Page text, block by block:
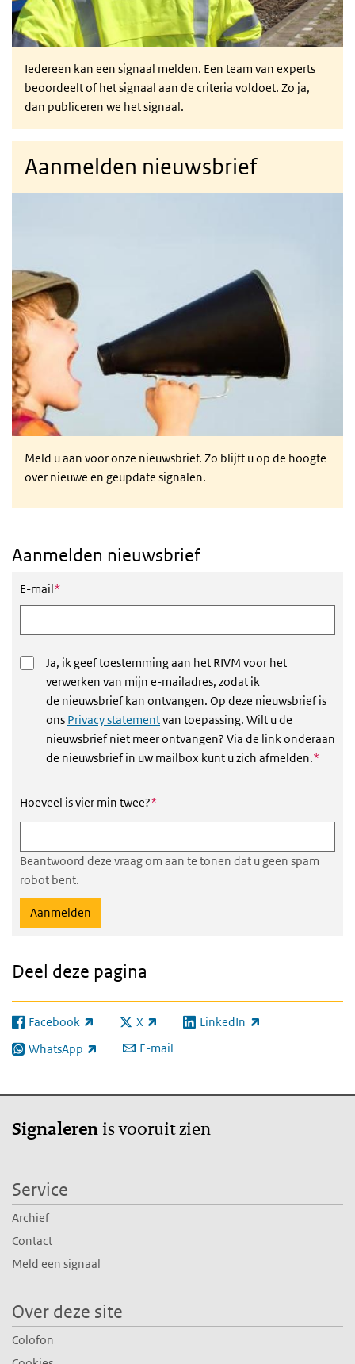
Iedereen kan een signaal melden. Een team van experts
beoordeelt of het signaal aan de criteria voldoet. Zo ja,
dan publiceren we het signaal.
Aanmelden nieuwsbrief
Meld u aan voor onze nieuwsbrief. Zo blijft u op de hoogte
over nieuwe en geupdate signalen.
Aanmelden nieuwsbrief
E-mail*Dit veld is verplicht
Ja, ik geef toestemming aan het RIVM voor het
verwerken van mijn e-mailadres, zodat ik
de nieuwsbrief kan ontvangen. Op deze nieuwsbrief is
ons Privacy statementvan toepassing. Wilt u de
nieuwsbrief niet meer ontvangen? Via de link onderaan
de nieuwsbrief in uw mailbox kunt u zich afmelden.*Dit
Hoeveel is vier min twee?*Dit veld is verplicht
Beantwoord deze vraag om aan te tonen dat u geen spam
robot bent.
Deel deze pagina
Facebook
(externe link) X
(externe link) LinkedIn
(externe link)
WhatsApp
(externe link) E-mail
Signalerenis vooruit zien
Service
Archief
Contact
Meld een signaal
Over deze site
Colofon